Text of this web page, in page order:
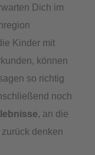
Dich im
Kinder mit
können
so richtig
noch
, an die
denken